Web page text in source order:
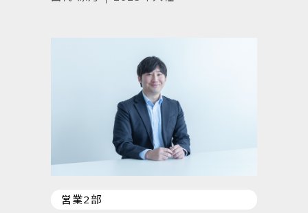
営業2部